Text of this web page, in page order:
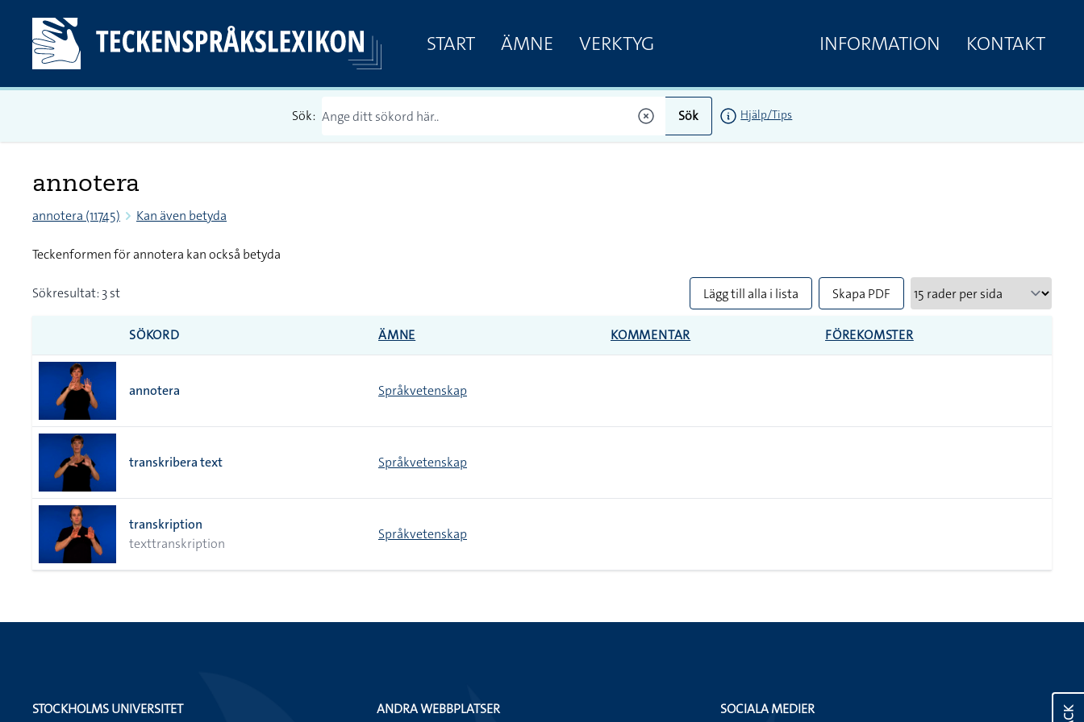
START ÄMNE VERKTYG INFORMATION KONTAKT
Sök: Sök Hjälp/Tips
annotera
annotera (11745) Kan även betyda
Teckenformen för annotera kan också betyda
Sökresultat: 3 st Lägg till alla i lista Skapa PDF
SÖKORD ÄMNE KOMMENTAR FÖREKOMSTER
annotera Språkvetenskap
transkribera text Språkvetenskap
transkription
texttranskription
Språkvetenskap
STOCKHOLMS UNIVERSITET
ANDRA WEBBPLATSER SOCIALA MEDIER